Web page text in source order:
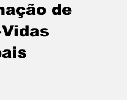
de